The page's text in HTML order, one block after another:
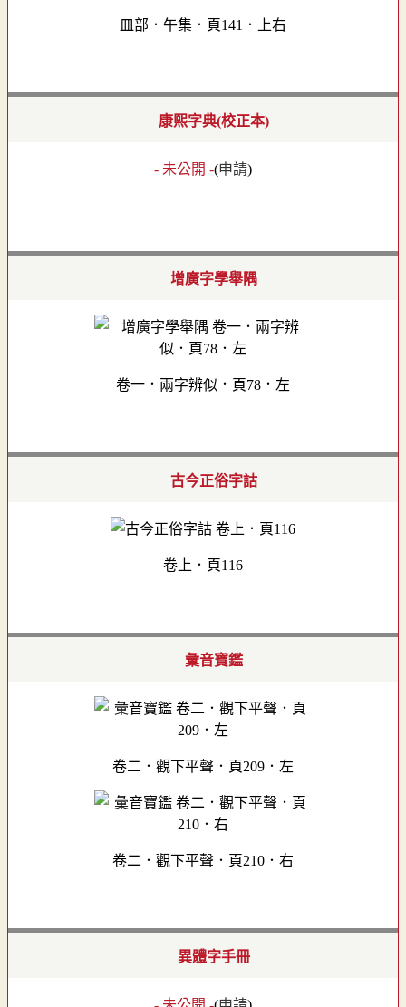
皿部．午集．頁141．上右
康熙字典(校正本)
- 未公開 -(申請)
增廣字學舉隅
卷一．兩字辨似．頁78．左
古今正俗字詁
卷上．頁116
彙音寶鑑
卷二．觀下平聲．頁209．左
卷二．觀下平聲．頁210．右
異體字手冊